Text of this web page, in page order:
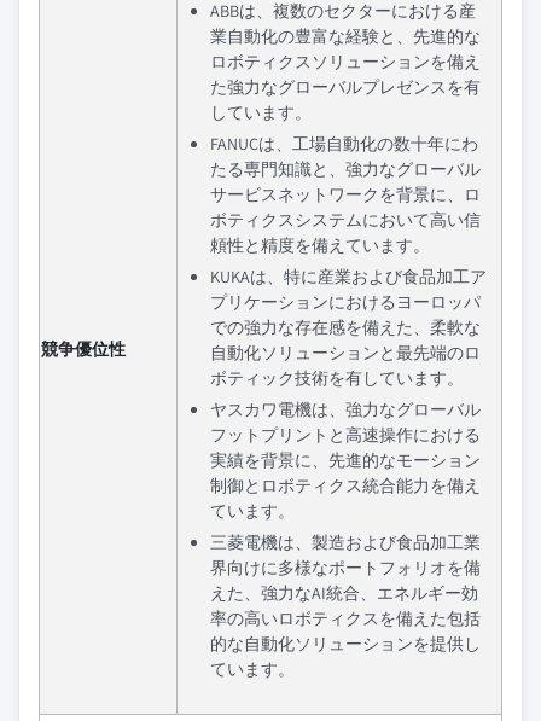
競争優位性
ABBは、複数のセクターにおける産
業自動化の豊富な経験と、先進的な
ロボティクスソリューションを備え
た強力なグローバルプレゼンスを有
しています。
FANUCは、工場自動化の数十年にわ
たる専門知識と、強力なグローバル
サービスネットワークを背景に、ロ
ボティクスシステムにおいて高い信
頼性と精度を備えています。
KUKAは、特に産業および食品加工ア
プリケーションにおけるヨーロッパ
での強力な存在感を備えた、柔軟な
自動化ソリューションと最先端のロ
ボティック技術を有しています。
ヤスカワ電機は、強力なグローバル
フットプリントと高速操作における
実績を背景に、先進的なモーション
制御とロボティクス統合能力を備え
ています。
三菱電機は、製造および食品加工業
界向けに多様なポートフォリオを備
えた、強力なAI統合、エネルギー効
率の高いロボティクスを備えた包括
的な自動化ソリューションを提供し
ています。